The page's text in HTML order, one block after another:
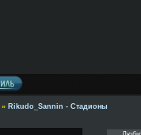
» Rikudo_Sannin - Стадионы